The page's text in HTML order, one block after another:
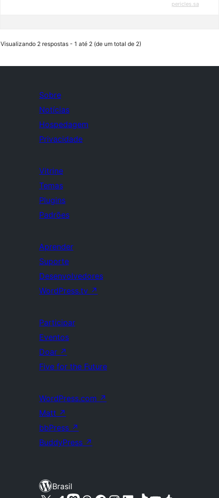
pericles.sa
Visualizando 2 respostas - 1 até 2 (de um total de 2)
Sobre
Notícias
Hospedagem
Privacidade
Vitrine
Temas
Plugins
Padrões
Aprender
Suporte
Desenvolvedores
WordPress.tv ↗
Participar
Eventos
Doar ↗
Five for the Future
WordPress.com ↗
Matt ↗
bbPress ↗
BuddyPress ↗
Brasil